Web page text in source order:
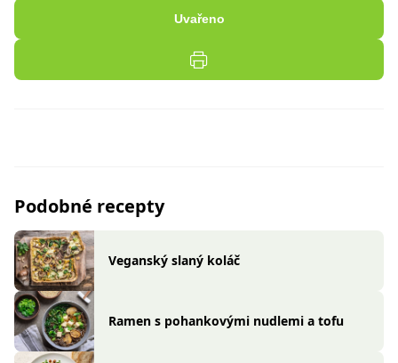
Uvařeno
Podobné recepty
Veganský slaný koláč
Ramen s pohankovými nudlemi a tofu